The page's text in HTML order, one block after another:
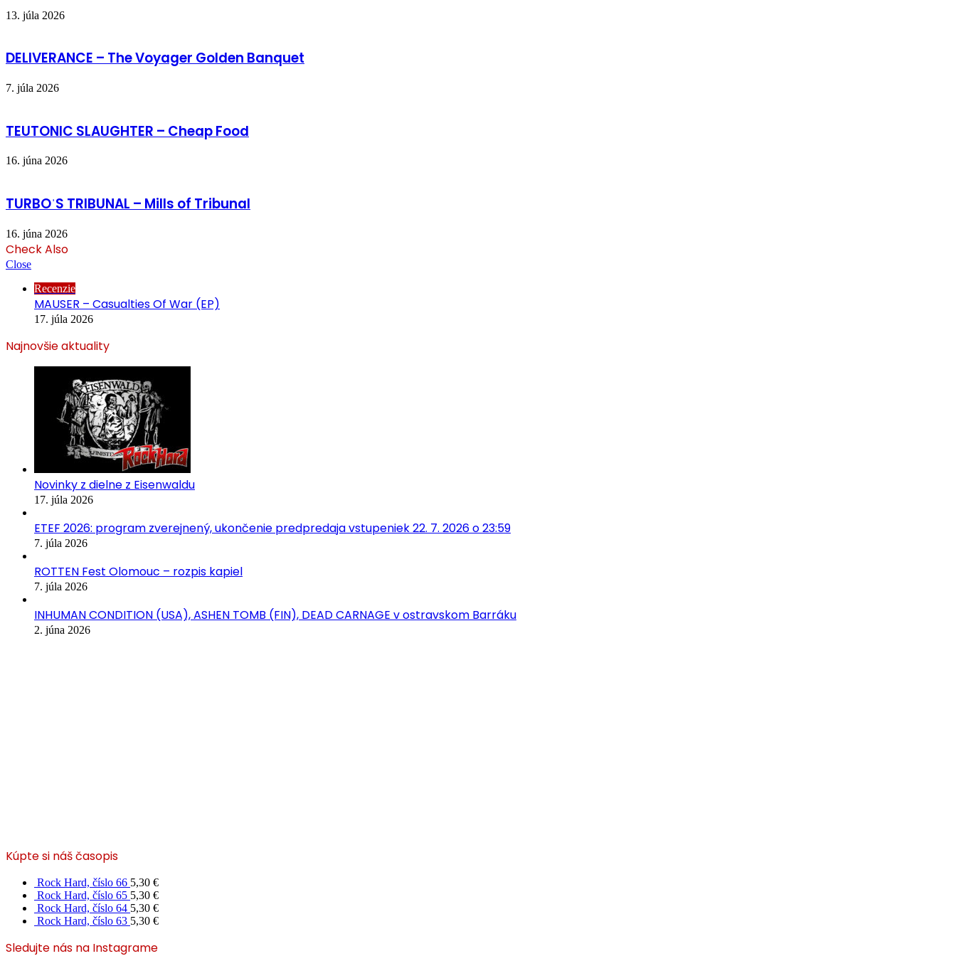
13. júla 2026
DELIVERANCE – The Voyager Golden Banquet
7. júla 2026
TEUTONIC SLAUGHTER – Cheap Food
16. júna 2026
TURBOˈS TRIBUNAL – Mills of Tribunal
16. júna 2026
Check Also
Close
Recenzie
MAUSER – Casualties Of War (EP)
17. júla 2026
Najnovšie aktuality
Novinky z dielne z Eisenwaldu
17. júla 2026
ETEF 2026: program zverejnený, ukončenie predpredaja vstupeniek 22. 7. 2026 o 23:59
7. júla 2026
ROTTEN Fest Olomouc – rozpis kapiel
7. júla 2026
INHUMAN CONDITION (USA), ASHEN TOMB (FIN), DEAD CARNAGE v ostravskom Barráku
2. júna 2026
Kúpte si náš časopis
Rock Hard, číslo 66 5,30 €
Rock Hard, číslo 65 5,30 €
Rock Hard, číslo 64 5,30 €
Rock Hard, číslo 63 5,30 €
Sledujte nás na Instagrame